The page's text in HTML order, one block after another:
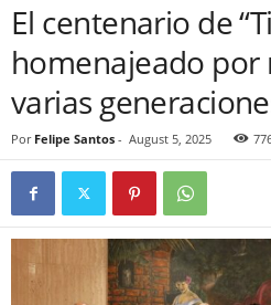
El centenario de
homenajeado por
varias
Por Felipe Santos - August 5, 2025